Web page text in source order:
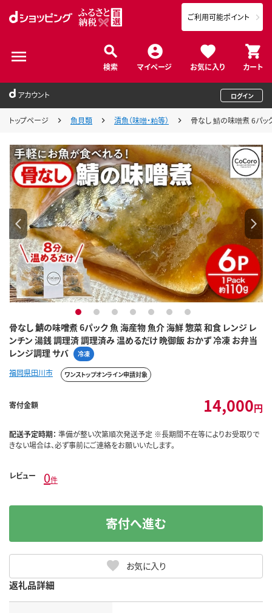
検索 マイページ お気に入り カート
ご利用可能ポイント
アカウント ログイン
トップページ 魚貝類 漬魚（味噌・粕等） 骨なし 鯖の味噌煮 6パ
骨なし 鯖の味噌煮 6パック 魚 海産物 魚介 海鮮 惣菜 和食 レンジ レ
ンチン 湯銭 調理済 調理済み 温めるだけ 晩御飯 おかず 冷凍 お弁当
レンジ調理 サバ
冷凍
1 2 3 4 5 6 7
福岡県田川市 ワンストップオンライン申請対象
寄付金額 14,000円
配送予定時期： 準備が整い次第順次発送予定 ※長期間不在等によりお受取りで
きない場合は、必ず事前にご連絡をお願いいたします。
レビュー 0件
お気に入り
寄付へ進む
返礼品詳細